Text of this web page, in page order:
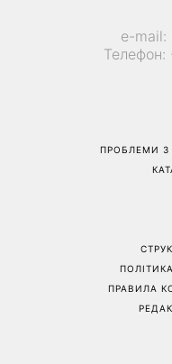
е-mail:
Телефон:
ПРОБЛЕМИ З
ПРАВИЛА